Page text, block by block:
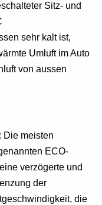
Sitz- und
sehr kalt ist,
Umluft im Auto
von aussen
Die meisten
ECO-
verzögerte und
der
die